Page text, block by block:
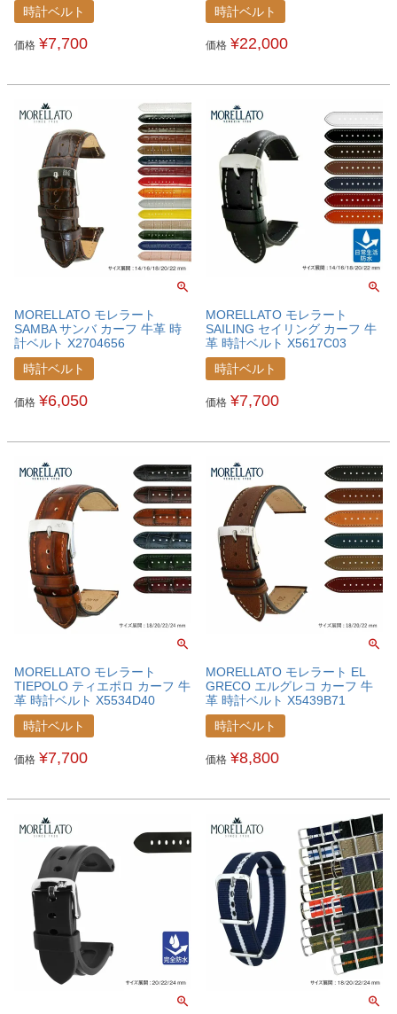
時計ベルト
価格 ¥7,700
時計ベルト
価格 ¥22,000
MORELLATO モレラート
SAMBA サンバ カーフ 牛革 時
計ベルト X2704656
時計ベルト
価格 ¥6,050
MORELLATO モレラート
SAILING セイリング カーフ 牛
革 時計ベルト X5617C03
時計ベルト
価格 ¥7,700
MORELLATO モレラート
TIEPOLO ティエポロ カーフ 牛
革 時計ベルト X5534D40
時計ベルト
価格 ¥7,700
MORELLATO モレラート EL
GRECO エルグレコ カーフ 牛
革 時計ベルト X5439B71
時計ベルト
価格 ¥8,800